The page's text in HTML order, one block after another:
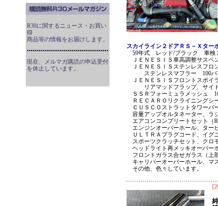
R30に関するニュース・お買い
得
商品等の情報をお届けします。
現在、メルマガ購読の申込受付
を休止しています。
スカイライン２ドアＲＳ－Ｘター
59年式 レッド/ブラック 車
ＪＥＮＥＳＩＳ車高調整サスペ
ＪＥＮＥＳＩＳステンレスフロ
ステンレスマフラー 100パ
ＪＥＮＥＳＩＳフロントスポイ
リアマッドフラップ、サイド
ＳＳＲフォーミュラメッシュ
ＲＥＣＡＲＯリクライニングシ
ＣＵＳＣＯストラットタワーバ
容量アップオルタネーター、ラ
エアコンコンプリートセット（
エンジンオーバーホール、ター
ＵＬＴＲＡプラグコード、イグ
スポーツクラッチセット、クロ
ヘッドライト再メッキオーバー
フロントガラス合せガラス（上
キャリパーオーバーホール、マ
その他、色々しています。